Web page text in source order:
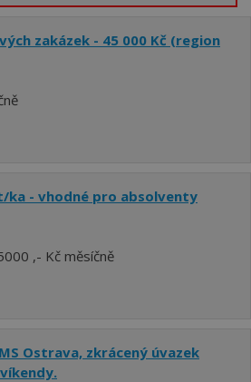
zakázek - 45 000 Kč (region
ka - vhodné pro absolventy
,- Kč měsíčně
Ostrava, zkrácený úvazek